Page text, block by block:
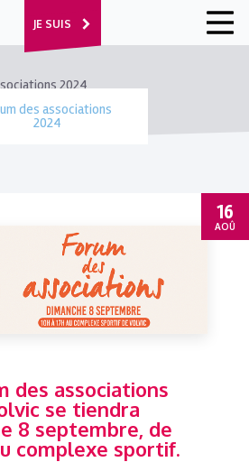
JE SUIS
2024
des associations
2024
16
AOÛ
des associations
se tiendra
8 septembre, de
complexe sportif.